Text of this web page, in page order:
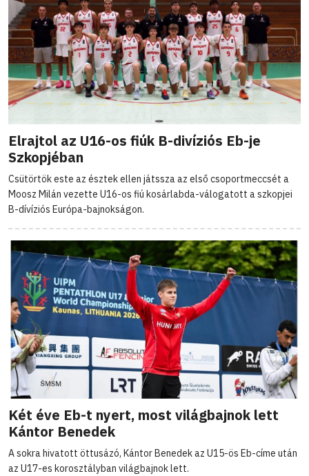
Elrajtol az U16-os fiúk B-divíziós Eb-je
Szkopjéban
Csütörtök este az észtek ellen játssza az első csoportmeccsét a
Moosz Milán vezette U16-os fiú kosárlabda-válogatott a szkopjei
B-dívíziós Európa-bajnokságon.
Két éve Eb-t nyert, most világbajnok lett
Kántor Benedek
A sokra hivatott öttusázó, Kántor Benedek az U15-ös Eb-címe után
az U17-es korosztályban világbajnok lett.